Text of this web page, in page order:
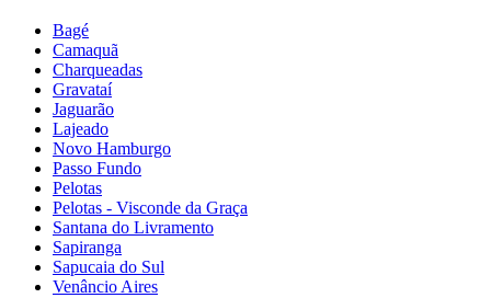
Bagé
Camaquã
Charqueadas
Gravataí
Jaguarão
Lajeado
Novo Hamburgo
Passo Fundo
Pelotas
Pelotas - Visconde da Graça
Santana do Livramento
Sapiranga
Sapucaia do Sul
Venâncio Aires